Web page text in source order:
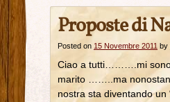
Proposte di
Posted on 15 Novembre 2011 by
Ciao a tutti……….mi sono
marito ……..ma
nostra sta diventando un